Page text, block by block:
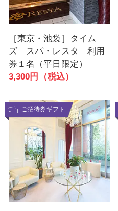
［東京・池袋］タイム
ズ スパ・レスタ 利用
券１名（平日限定）
3,300円（税込）
ご招待券ギフト